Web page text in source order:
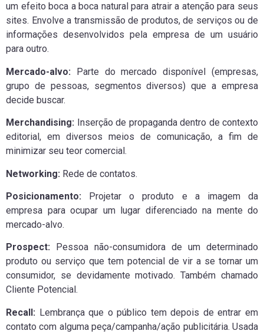
um efeito boca a boca natural para atrair a atenção para seus
sites. Envolve a transmissão de produtos, de serviços ou de
informações desenvolvidos pela empresa de um usuário
para outro.
Mercado-alvo: Parte do mercado disponível (empresas,
grupo de pessoas, segmentos diversos) que a empresa
decide buscar.
Merchandising: Inserção de propaganda dentro de contexto
editorial, em diversos meios de comunicação, a fim de
minimizar seu teor comercial.
Networking: Rede de contatos.
Posicionamento: Projetar o produto e a imagem da
empresa para ocupar um lugar diferenciado na mente do
mercado-alvo.
Prospect: Pessoa não-consumidora de um determinado
produto ou serviço que tem potencial de vir a se tornar um
consumidor, se devidamente motivado. Também chamado
Cliente Potencial.
Recall: Lembrança que o público tem depois de entrar em
contato com alguma peça/campanha/ação publicitária. Usada